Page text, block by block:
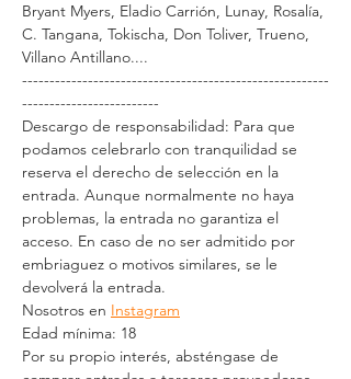
Bryant Myers, Eladio Carrión, Lunay, Rosalía,
C. Tangana, Tokischa, Don Toliver, Trueno,
Villano Antillano....
--------------------------------------------------------
-------------------------
Descargo de responsabilidad: Para que
podamos celebrarlo con tranquilidad se
reserva el derecho de selección en la
entrada. Aunque normalmente no haya
problemas, la entrada no garantiza el
acceso. En caso de no ser admitido por
embriaguez o motivos similares, se le
devolverá la entrada.
Nosotros en Instagram
Edad mínima: 18
Por su propio interés, absténgase de